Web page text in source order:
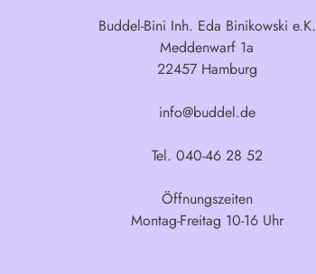
Buddel-Bini Inh. Eda Binikowski e.K.
Meddenwarf 1a
22457 Hamburg
info@buddel.de
Tel. 040-46 28 52
Öffnungszeiten
Montag-Freitag 10-16 Uhr